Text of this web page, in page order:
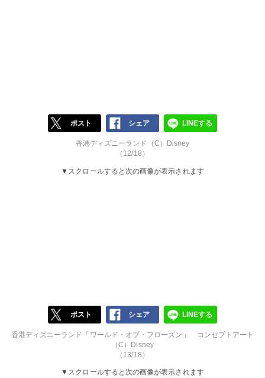
ポスト シェア LINEする
香港ディズニーランド（C）Disney
（12/18）
▼スクロールすると次の画像が表示されます
ポスト シェア LINEする
香港ディズニーランド「ワールド・オブ・フローズン」 コンセプトアート
（C）Disney
（13/18）
▼スクロールすると次の画像が表示されます